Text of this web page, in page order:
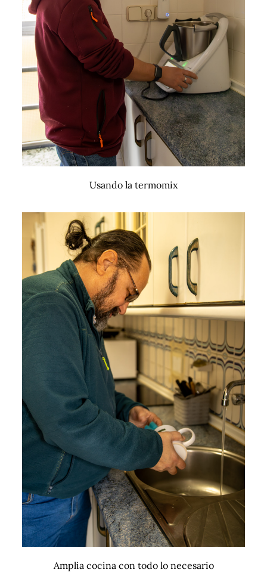
Usando la termomix
Amplia cocina con todo lo necesario